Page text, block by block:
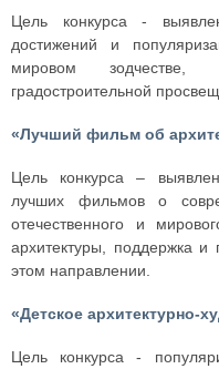
Цель конкурса -
достижений и
мировом зодчестве,
градостроительной
«Лучший фильм об
Цель конкурса –
лучших фильмов о
отечественного и
архитектуры, поддержка
этом направлении.
«Детское архитектурно-
Цель конкурса -